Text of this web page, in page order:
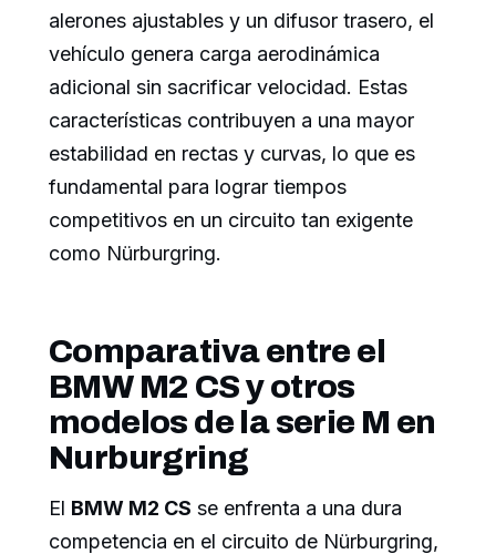
alerones ajustables y un difusor trasero, el
vehículo genera carga aerodinámica
adicional sin sacrificar velocidad. Estas
características contribuyen a una mayor
estabilidad en rectas y curvas, lo que es
fundamental para lograr tiempos
competitivos en un circuito tan exigente
como Nürburgring.
Comparativa entre el
BMW M2 CS y otros
modelos de la serie M en
Nurburgring
El BMW M2 CS se enfrenta a una dura
competencia en el circuito de Nürburgring,